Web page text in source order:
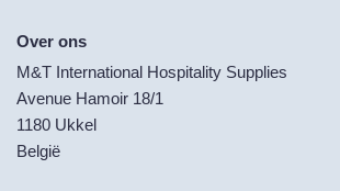
Over ons
M&T International Hospitality Supplies
Avenue Hamoir 18/1
1180 Ukkel
België